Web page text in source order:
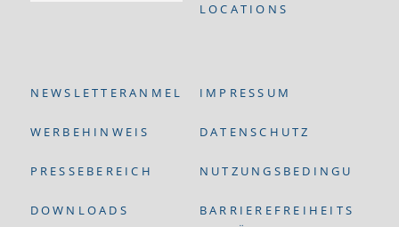
LOCATIONS
NEWSLETTERANMELDUNG
WERBEHINWEIS
PRESSEBEREICH
DOWNLOADS
IMPRESSUM
DATENSCHUTZ
NUTZUNGSBEDINGUNGEN
BARRIEREFREIHEITS-